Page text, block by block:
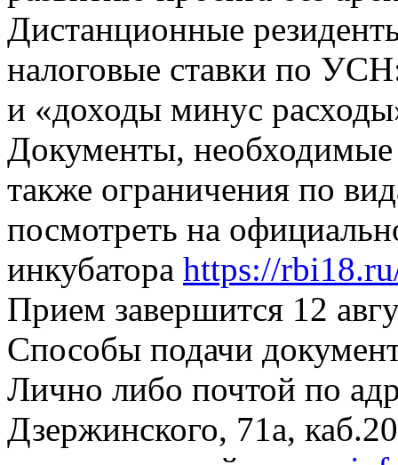
Дистанционные
налоговые ставки по
и «доходы минус
Документы, необходимые
также ограничения по
посмотреть на
инкубатора https://
Прием завершится 12
Способы подачи
Лично либо почтой по
Дзержинского, 71а,